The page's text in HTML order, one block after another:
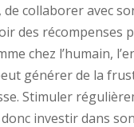
collaborer avec
des récompenses
chez l’humain,
générer de la
Stimuler
donc investir dans son